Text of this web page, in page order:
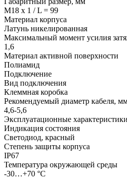
M18 x 1 / L = 99
Материал корпуса
Латунь никелированная
Максимальный момент усилия
1,6
Материал активной поверхности
Полиамид
Подключение
Вид подключения
Клеммная коробка
Рекомендуемый диаметр кабеля,
4,6-5,6
Эксплуатационные характеристики
Индикация состояния
Светодиод, красный
Степень защиты корпуса
IP67
Температура окружающей среды
-30…+70 °С